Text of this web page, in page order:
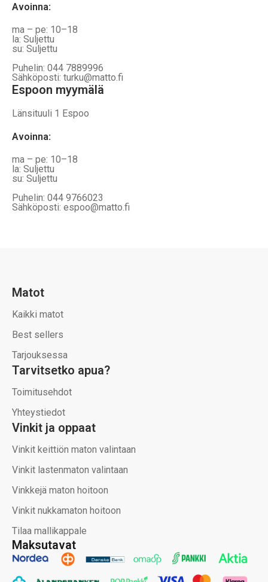
Avoinna:
ma – pe: 10–18
la: Suljettu
su: Suljettu
Puhelin: 044 7889996
Sähköposti: turku@matto.fi
Espoon myymälä
Länsituuli 1 Espoo
Avoinna:
ma – pe: 10–18
la: Suljettu
su: Suljettu
Puhelin: 044 9766023
Sähköposti: espoo@matto.fi
Maksutavat
Matot
Kaikki matot
Best sellers
Tarjouksessa
Tarvitsetko apua?
Toimitusehdot
Yhteystiedot
Vinkit ja oppaat
Vinkit keittiön maton valintaan
Vinkit lastenmaton valintaan
Vinkkejä maton hoitoon
Vinkit nukkamaton hoitoon
Tilaa mallikappale